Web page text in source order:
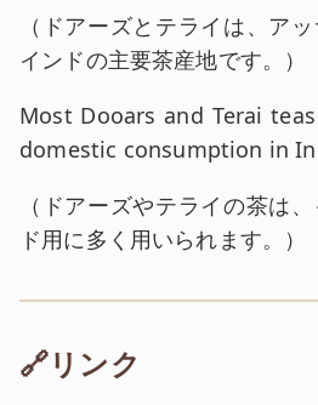
和訳:
（ ドアーズとテライは、ア
インドの主要茶産地です。
）
英文:
Most Dooars and Terai
domestic consumption in
和訳:
（ ドアーズやテライの茶は
ド用に多く用いられます。
）
🔗リンク